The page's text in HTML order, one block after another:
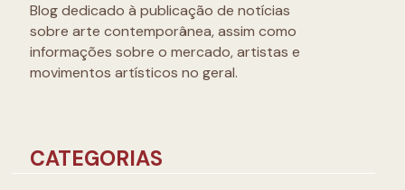
Blog dedicado à publicação de notícias
sobre arte contemporânea, assim como
informações sobre o mercado, artistas e
movimentos artísticos no geral.
CATEGORIAS